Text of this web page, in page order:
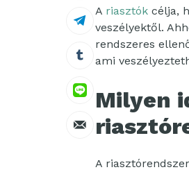
A riasztók célja,
veszélyektől.
rendszeres
ami
Milyen
A